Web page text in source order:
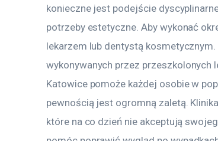
konieczne jest podejście
potrzeby estetyczne. Aby wykonać
lekarzem lub dentystą
wykonywanych przez przeszkolonych
Katowice pomoże każdej osobie w
pewnością jest ogromną zaletą.
które na co dzień nie akceptują